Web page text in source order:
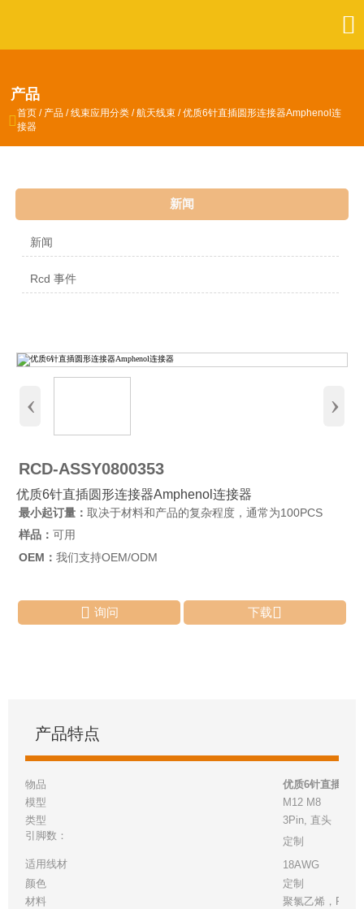

产品
 首页 / 产品 /线束应用分类 /航天线束 /优质6针直插圆形连接器Amphenol连
接器
新闻
新闻
Rcd 事件
‹ ›
RCD-ASSY0800353
优质6针直插圆形连接器Amphenol连接器
最小起订量： 取决于材料和产品的复杂程度，通常为100PCS
样品： 可用
OEM： 我们支持OEM/ODM
 询问 下载
产品特点
物品
优质6针直插圆
模型
M12 M8
类型
3Pin, 直头
引脚数：
定制
适用线材
18AWG
颜色
定制
材料
聚氯乙烯，PA66